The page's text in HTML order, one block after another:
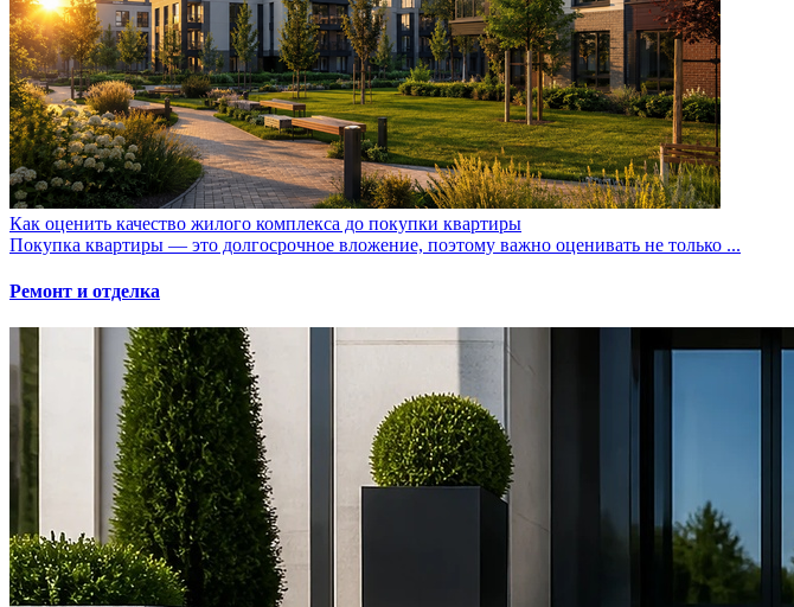
Как оценить качество жилого комплекса до покупки квартиры
Покупка квартиры — это долгосрочное вложение, поэтому важно оценивать не только ...
Ремонт и отделка